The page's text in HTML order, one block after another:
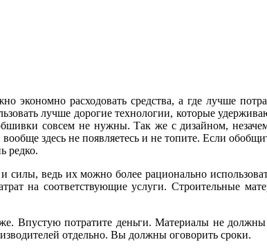
экономно расходовать средства, а где лучше
лучше дорогие технологии, которые
совсем не нужны. Так же с дизайном,
здесь не появляетесь и не топите. Если
редко.
силы, ведь их можно более рационально
на соответствующие услуги. Строительные
Впустую потратите деньги. Материалы не должны
отдельно. Вы должны оговорить сроки.